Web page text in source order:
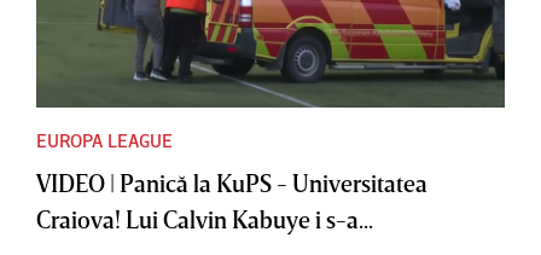
EUROPA LEAGUE
VIDEO | Panică la KuPS - Universitatea
Craiova! Lui Calvin Kabuye i s-a...